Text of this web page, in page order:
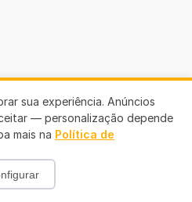
sua experiência. Anúncios
— personalização depende
mais na Política de